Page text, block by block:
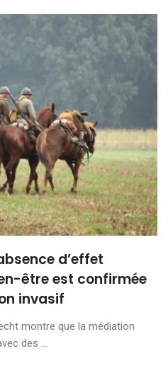
d’effet
être est confirmée
invasif
montre que la médiation
des ...